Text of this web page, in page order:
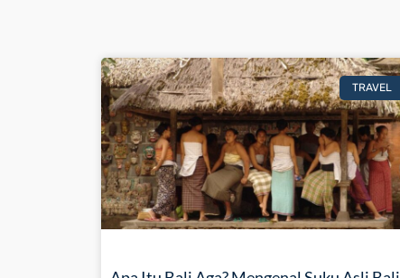
TRAVEL